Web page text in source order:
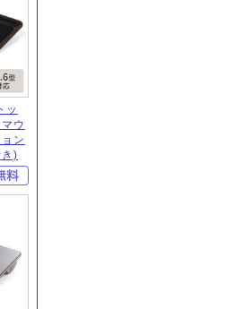
ッ
ウ
ン
)